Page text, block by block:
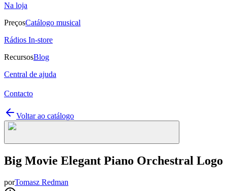
Na loja
PreçosCatálogo musical
Rádios In-store
RecursosBlog
Central de ajuda
Contacto
Voltar ao catálogo
Big Movie Elegant Piano Orchestral Logo
porTomasz Redman